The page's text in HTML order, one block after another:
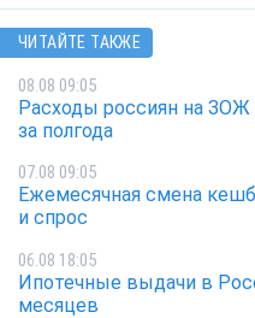
ЧИТАЙТЕ ТАКЖЕ
08.08 09:05
Расходы россиян на ЗОЖ
за полгода
07.08 09:05
Ежемесячная смена
и спрос
06.08 18:05
Ипотечные выдачи в
месяцев